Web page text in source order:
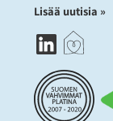
Lisää uutisia »